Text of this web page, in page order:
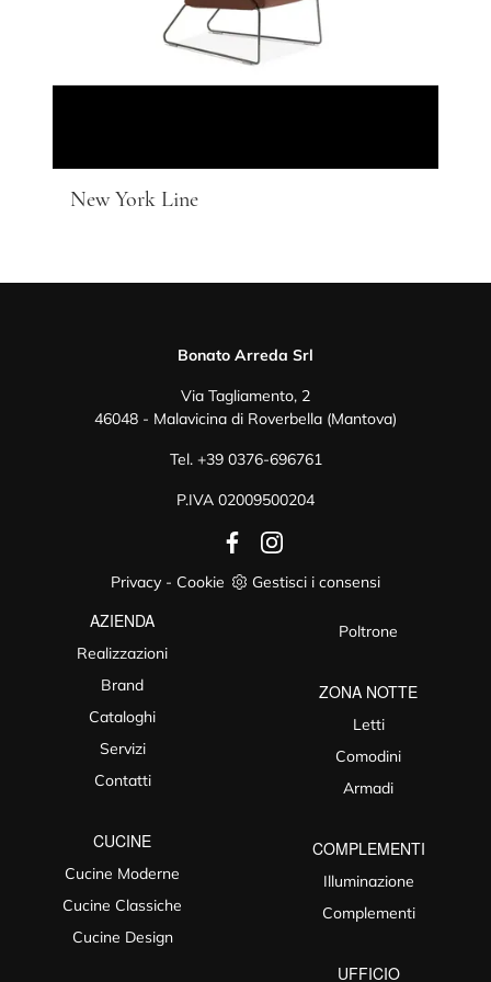
New York Line
Bonato Arreda Srl
Via Tagliamento, 2
46048 - Malavicina di Roverbella (Mantova)
Tel. +39 0376-696761
P.IVA 02009500204
Privacy - Cookie Gestisci i consensi
AZIENDA
Realizzazioni
Brand
Cataloghi
Servizi
Contatti
CUCINE
Cucine Moderne
Cucine Classiche
Cucine Design
Poltrone
ZONA NOTTE
Letti
Comodini
Armadi
COMPLEMENTI
Illuminazione
Complementi
UFFICIO